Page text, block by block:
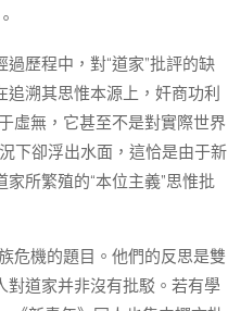
歷程中，對“道家”批評的缺
溯其思惟本源上，奸商功利
虛無，它甚至不是對實際世界
下卻浮出水面，這恰是由于新
所繁殖的“本位主義”思惟批
危機的題目。他們的反思是雙
對道家并非沒有批駁。若有學